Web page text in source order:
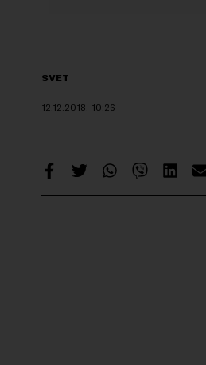
SVET
12.12.2018. 10:26